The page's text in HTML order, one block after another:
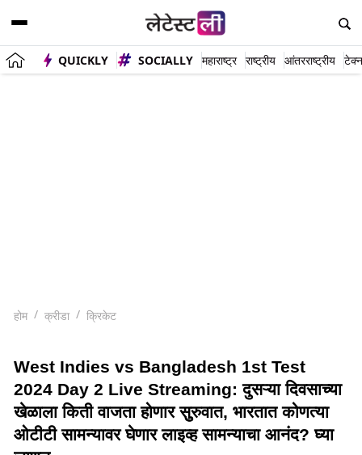
QUICKLY SOCIALLY महाराष्ट्र राष्ट्रीय आंतरराष्ट्रीय
होम क्रीडा क्रिकेट
West Indies vs Bangladesh 1st Test
2024 Day 2 Live Streaming: दुसऱ्या दिवसाच्या
खेळाला किती वाजता होणार सुुरुवात, भारतात कोणत्या
ओटीटी सामन्यावर घेणार लाइव्ह सामन्याचा आनंद? घ्या